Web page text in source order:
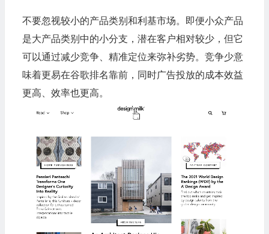
不要忽视较小的产品类别和利基市场。即便小众产品
是大产品类别中的小分支，潜在客户相对较少，但它
可以通过减少竞争、精准定位来弥补劣势。竞争少意
味着更易在谷歌排名靠前，同时广告投放的成本效益
更高、效率也更高。